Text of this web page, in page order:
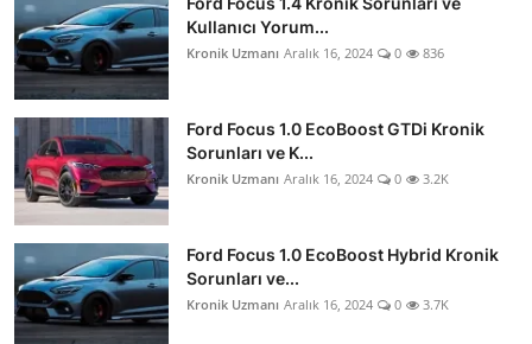
Kullanıcı Yorum...
Kronik Uzmanı Aralık 16, 2024 0 836
Ford Focus 1.0 EcoBoost GTDi Kronik
Sorunları ve K...
Kronik Uzmanı Aralık 16, 2024 0 3.2K
Ford Focus 1.0 EcoBoost Hybrid Kronik
Sorunları ve...
Kronik Uzmanı Aralık 16, 2024 0 3.7K